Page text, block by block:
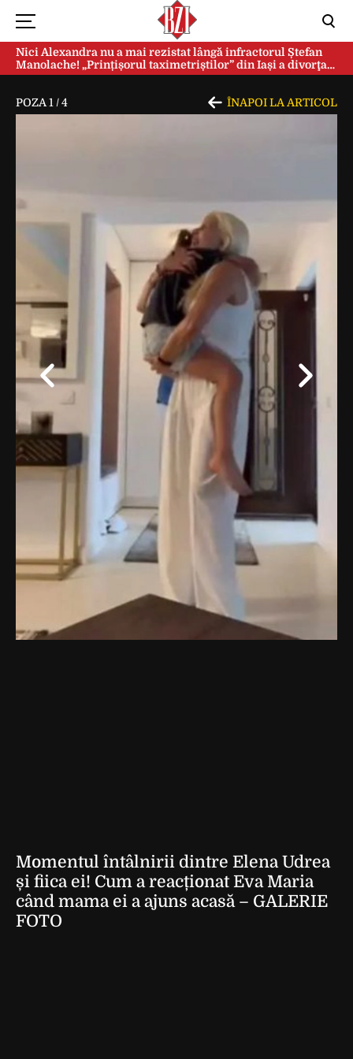
Nici Alexandra nu a mai rezistat lângă infractorul Ștefan
Manolache! „Prințișorul taximetriștilor” din Iași a divorţat
după doi ani de căsnicie
POZA 1 /4 ÎNAPOI LA ARTICOL
Momentul întâlnirii dintre Elena Udrea
și fiica ei! Cum a reacționat Eva Maria
când mama ei a ajuns acasă – GALERIE
FOTO